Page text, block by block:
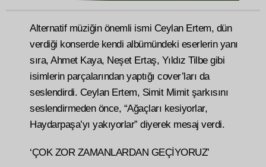
Alternatif müziğin önemli ismi Ceylan Ertem, dün
verdiği konserde kendi albümündeki eserlerin yanı
sıra, Ahmet Kaya, Neşet Ertaş, Yıldız Tilbe gibi
isimlerin parçalarından yaptığı cover’ları da
seslendirdi. Ceylan Ertem, Simit Mimit şarkısını
seslendirmeden önce, “Ağaçları kesiyorlar,
Haydarpaşa’yı yakıyorlar” diyerek mesaj verdi.
‘ÇOK ZOR ZAMANLARDAN GEÇİYORUZ’